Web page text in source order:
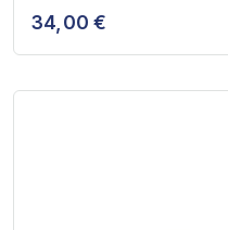
34,00 €